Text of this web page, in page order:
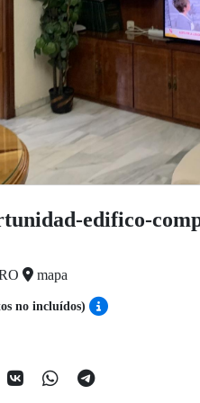
edifico-
mapa
no incluídos)